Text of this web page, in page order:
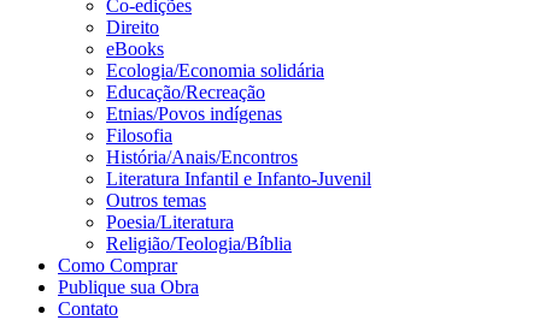
Co-edições
Direito
eBooks
Ecologia/Economia solidária
Educação/Recreação
Etnias/Povos indígenas
Filosofia
História/Anais/Encontros
Literatura Infantil e Infanto-Juvenil
Outros temas
Poesia/Literatura
Religião/Teologia/Bíblia
Como Comprar
Publique sua Obra
Contato